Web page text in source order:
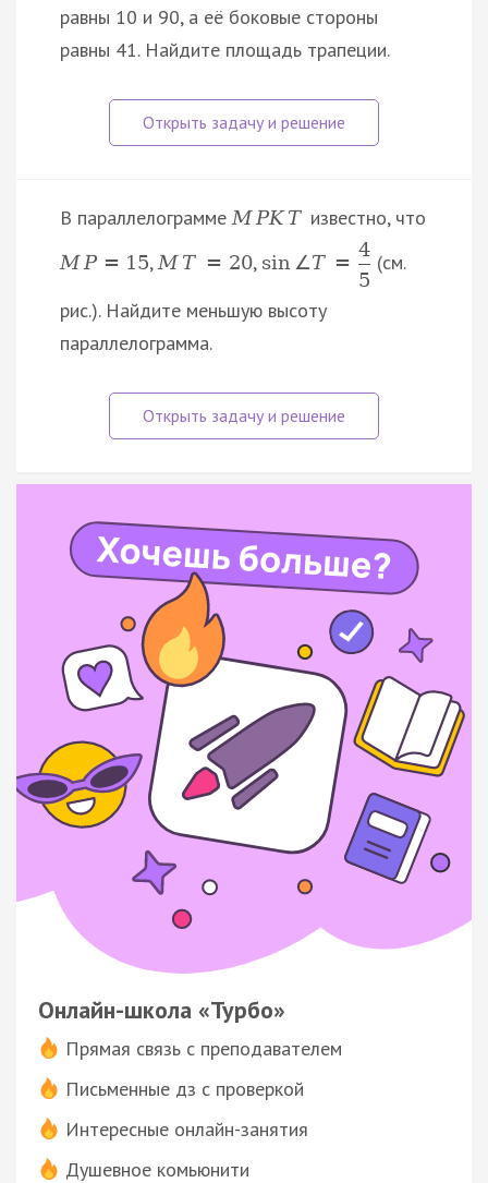
равны 10 и 90, а её боковые стороны
равны 41. Найдите площадь трапеции.
В параллелограмме M PK T известно, что
M P = 15, M T = 20, sin ∠T =
4
5
(см.
рис.). Найдите меньшую высоту
параллелограмма.
Онлайн-школа «Турбо»
Прямая связь с преподавателем
Письменные дз с проверкой
Интересные онлайн-занятия
Душевное комьюнити